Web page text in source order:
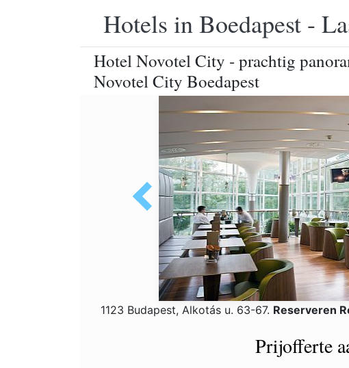
Hotels in Boedapest -
Hotel Novotel City - prachtig
Novotel City Boedapest
1123 Budapest, Alkotás u. 63-67. Reserveren
Prijofferte